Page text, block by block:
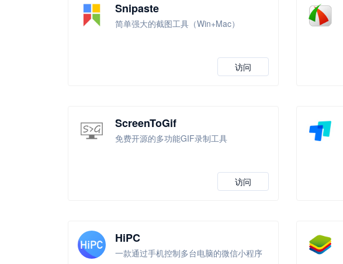
Snipaste
简单强大的截图工具（Win+Mac）
访问
ScreenToGif
免费开源的多功能GIF录制工具
访问
HiPC
一款通过手机控制多台电脑的微信小程序